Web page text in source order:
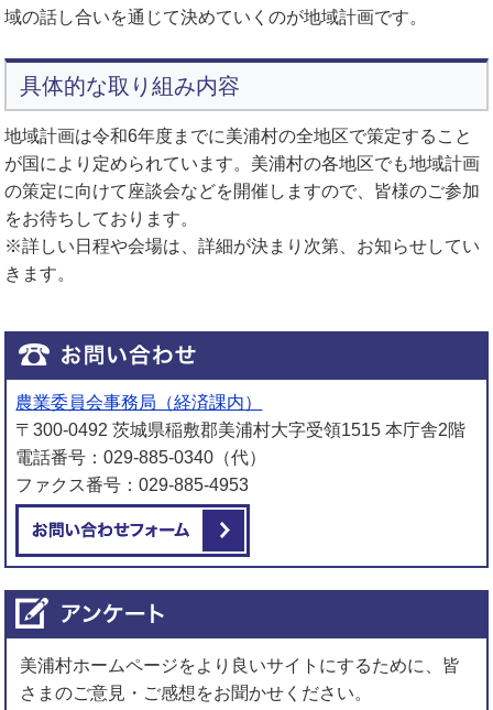
域の話し合いを通じて決めていくのが地域計画です。
具体的な取り組み内容
地域計画は令和6年度までに美浦村の全地区で策定すること
が国により定められています。美浦村の各地区でも地域計画
の策定に向けて座談会などを開催しますので、皆様のご参加
をお待ちしております。
※詳しい日程や会場は、詳細が決まり次第、お知らせしてい
きます。
農業委員会事務局（経済課内）
〒300-0492 茨城県稲敷郡美浦村大字受領1515 本庁舎2階
電話番号：029-885-0340（代）
ファクス番号：029-885-4953
美浦村ホームページをより良いサイトにするために、皆
さまのご意見・ご感想をお聞かせください。